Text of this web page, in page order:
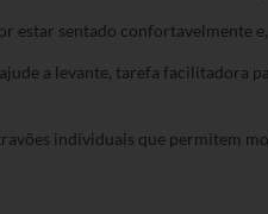
estar sentado confortavelmente
a levante, tarefa facilitadora
individuais que permitem